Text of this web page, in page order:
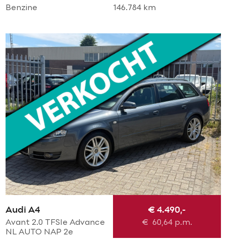
Benzine 146.784 km
Audi A4
Avant 2.0 TFSIe Advance
NL AUTO NAP 2e
€ 4.490,-
€ 60,64p.m.